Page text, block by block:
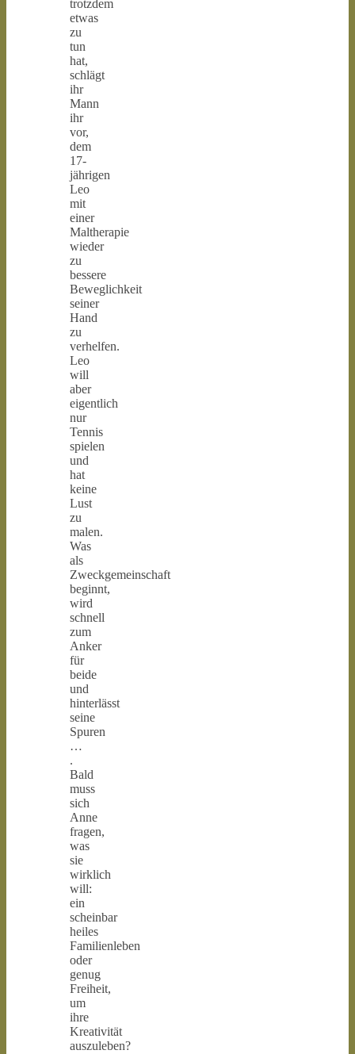
trotzdem
etwas
zu
tun
hat,
schlägt
ihr
Mann
ihr
vor,
dem
17-
jährigen
Leo
mit
einer
Maltherapie
wieder
zu
bessere
Beweglichkeit
seiner
Hand
zu
verhelfen.
Leo
will
aber
eigentlich
nur
Tennis
spielen
und
hat
keine
Lust
zu
malen.
Was
als
Zweckgemeinschaft
beginnt,
wird
schnell
zum
Anker
für
beide
und
hinterlässt
seine
Spuren
…
.
Bald
muss
sich
Anne
fragen,
was
sie
wirklich
will:
ein
scheinbar
heiles
Familienleben
oder
genug
Freiheit,
um
ihre
Kreativität
auszuleben?